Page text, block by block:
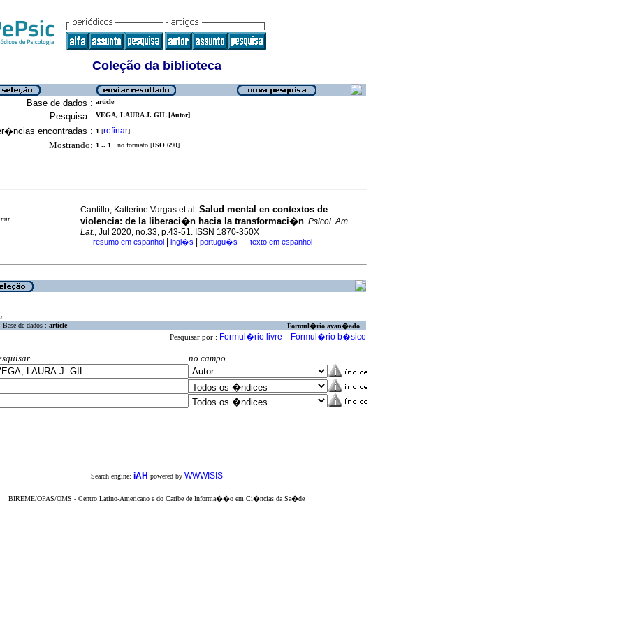
Coleção da biblioteca
Base de dados : article
Pesquisa : VEGA, LAURA J. GIL [Autor]
encontradas : 1 [refinar]
Mostrando: 1 .. 1 no formato [ISO 690]
Cantillo, Katterine Vargas et al. Salud mental en contextos de
violencia: de la liberaci�n hacia la transformaci�n. Psicol. Am.
Lat., Jul 2020, no.33, p.43-51. ISSN 1870-350X
· resumo em espanhol ingl�s portugu�s · texto em espanhol
Base de dados : article Formul�rio avan�ado
Pesquisar por : Formul�rio livre Formul�rio b�sico
no campo
Search engine: iAH powered by WWWISIS
BIREME/OPAS/OMS - Centro Latino-Americano e do Caribe de Informa��o em Ci�ncias da Sa�de